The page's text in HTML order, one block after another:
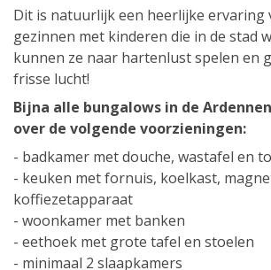
Dit is natuurlijk een heerlijke ervaring
gezinnen met kinderen die in de stad
kunnen ze naar hartenlust spelen en
frisse lucht!
Bijna alle bungalows in de
over de volgende voorzieningen:
- badkamer met douche, wastafel en
- keuken met fornuis, koelkast,
koffiezetapparaat
- woonkamer met banken
- eethoek met grote tafel en stoelen
- minimaal 2 slaapkamers